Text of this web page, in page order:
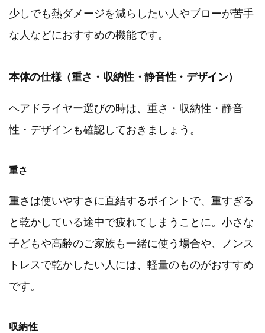
少しでも熱ダメージを減らしたい人やブローが苦手
な人などにおすすめの機能です。
本体の仕様（重さ・収納性・静音性・デザイン）
ヘアドライヤー選びの時は、重さ・収納性・静音
性・デザインも確認しておきましょう。
重さ
重さは使いやすさに直結するポイントで、重すぎる
と乾かしている途中で疲れてしまうことに。小さな
子どもや高齢のご家族も一緒に使う場合や、ノンス
トレスで乾かしたい人には、軽量のものがおすすめ
です。
収納性